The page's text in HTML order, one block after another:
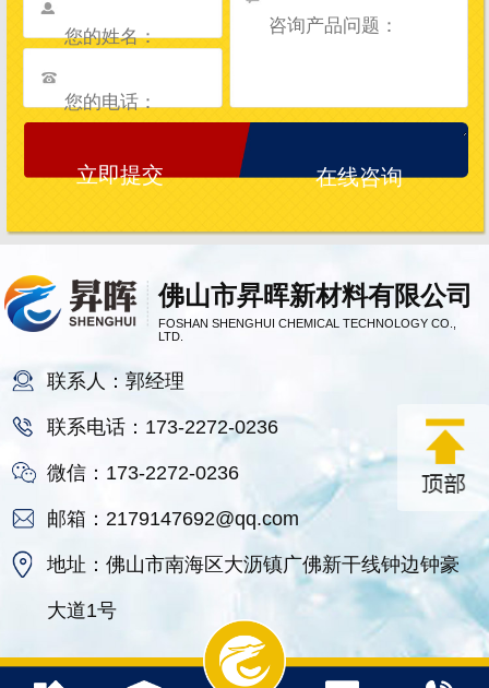
佛山市昇晖新材料有限公司
FOSHAN SHENGHUI CHEMICAL TECHNOLOGY CO.,
LTD.
联系人：郭经理
联系电话：173-2272-0236
微信：173-2272-0236
邮箱：2179147692@qq.com
地址：佛山市南海区大沥镇广佛新干线钟边钟豪
大道1号
在线咨询